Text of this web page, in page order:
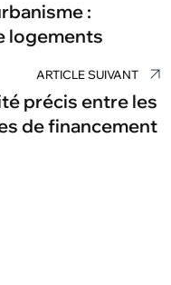
:
logements
ARTICLE SUIVANT
précis entre les
de financement